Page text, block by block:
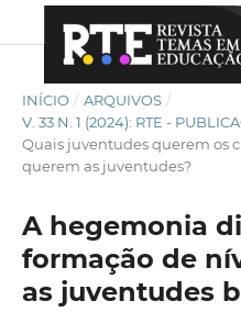
INÍCIO / ARQUIVOS /
V. 33 N. 1 (2024): RTE -
Quais juventudes querem os
querem as juventudes?
A hegemonia
formação de
as juventudes